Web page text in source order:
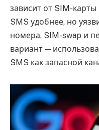
зависит от SIM-
SMS удобнее, но
номера, SIM-swap и
вариант —
SMS как запасной